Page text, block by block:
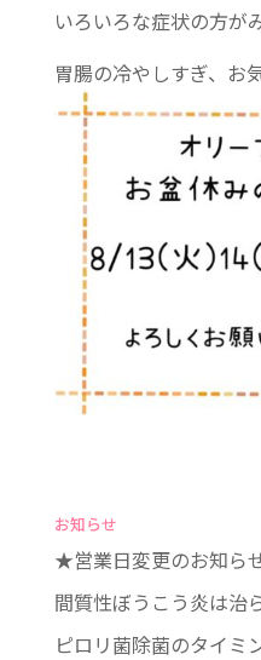
いろいろな症状の方が
胃腸の冷やしすぎ、お
お知らせ
★営業日変更のお知ら
間質性ぼうこう炎は治
ピロリ菌除菌のタイミ